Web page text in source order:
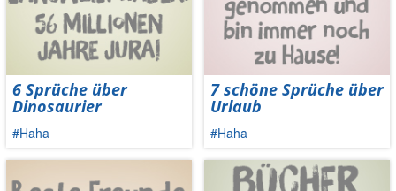
6 Sprüche über
Dinosaurier
#Haha
7 schöne Sprüche über
Urlaub
#Haha